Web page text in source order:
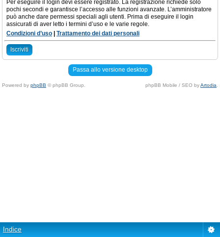
Per eseguire il login devi essere registrato. La registrazione richiede solo
pochi secondi e garantisce l’accesso alle funzioni avanzate. L’amministratore
può anche dare permessi speciali agli utenti. Prima di eseguire il login
assicurati di aver letto i termini d’uso e le varie regole.
Condizioni d’uso
Trattamento dei dati personali
Iscriviti
Passa allo versione desktop
Powered by phpBB © phpBB Group. phpBB Mobile / SEO byArtodia
Indice